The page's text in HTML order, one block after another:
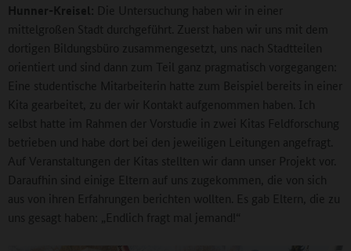
Hunner-Kreisel: Die Untersuchung haben wir in einer
mittelgroßen Stadt durchgeführt. Zuerst haben wir uns mit dem
dortigen Bildungsbüro zusammengesetzt, uns nach Stadtteilen
orientiert und sind dann zum Teil ganz pragmatisch vorgegangen:
Eine studentische Mitarbeiterin hatte zum Beispiel bereits in einer
Kita gearbeitet, zu der wir Kontakt aufgenommen haben. Ich
selbst hatte im Rahmen der Vorstudie in zwei Kitas Feldforschung
betrieben und habe dort bei den jeweiligen Leitungen angefragt.
Auf Veranstaltungen der Kitas stellten wir dann unser Projekt vor.
Daraufhin sind einige Eltern auf uns zugekommen, die von sich
aus von ihren Erfahrungen berichten wollten. Es gab Eltern, die zu
uns gesagt haben: „Endlich fragt mal jemand!“